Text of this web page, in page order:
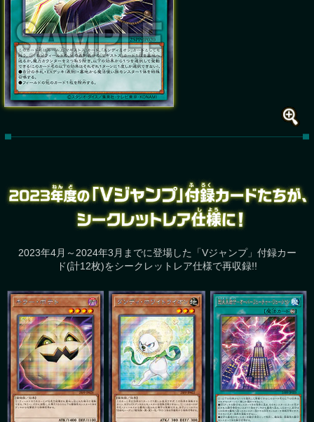
2023年4月～2024年3月までに登場した「Vジャンプ」付録カー
ド(計12枚)をシークレットレア仕様で再収録!!